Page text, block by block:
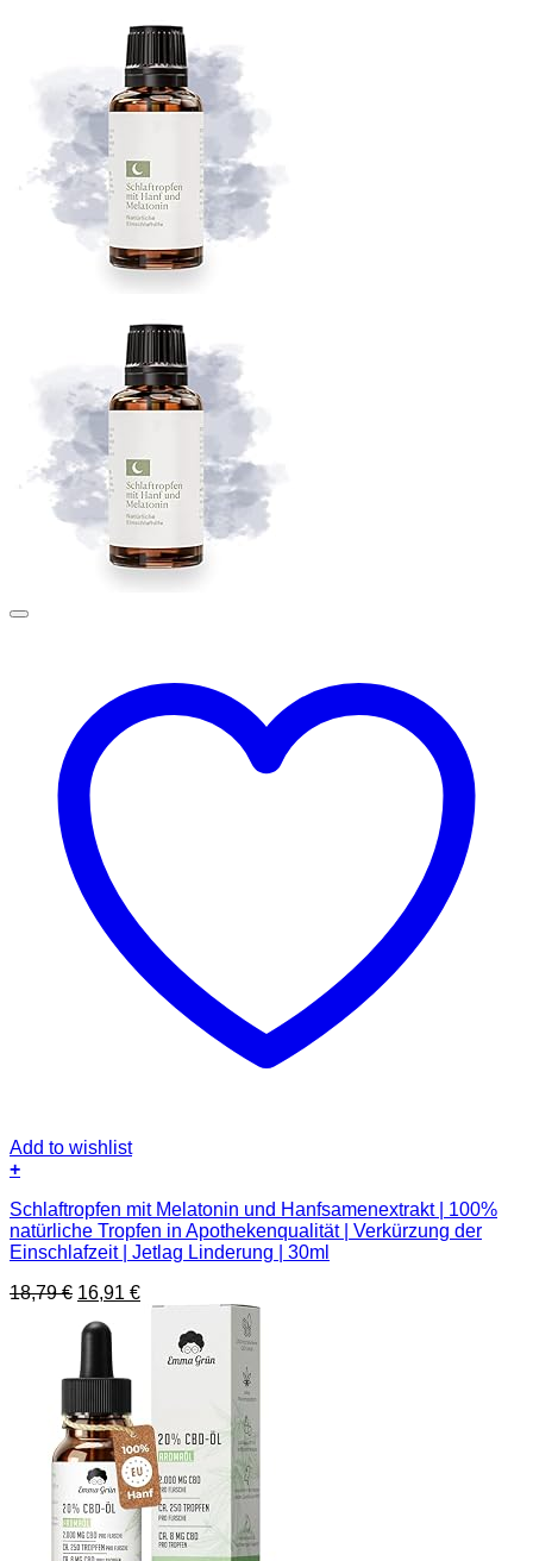
Add to wishlist
+
Schlaftropfen mit Melatonin und Hanfsamenextrakt | 100%
natürliche Tropfen in Apothekenqualität | Verkürzung der
Einschlafzeit | Jetlag Linderung | 30ml
18,79€ Ursprünglicher
war:
18,79 €
16,91 €Aktueller
Preis
16,91 €.